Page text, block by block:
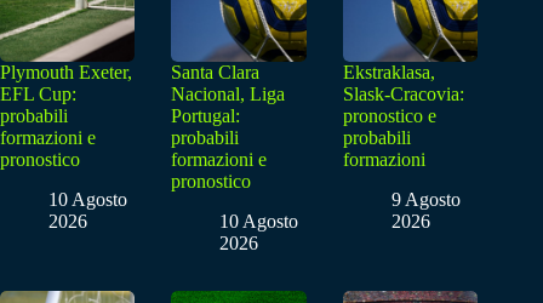
Plymouth Exeter,
EFL Cup:
probabili
formazioni e
pronostico
10 Agosto
2026
Santa Clara
Nacional, Liga
Portugal:
probabili
formazioni e
pronostico
10 Agosto
2026
Ekstraklasa,
Slask-Cracovia:
pronostico e
probabili
formazioni
9 Agosto
2026